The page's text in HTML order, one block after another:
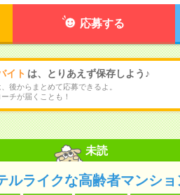
応募する
イト は、とりあえず保存しよう♪
後からまとめて応募できるよ。
チが届くことも！
未読
ルライクな高齢者マンショ